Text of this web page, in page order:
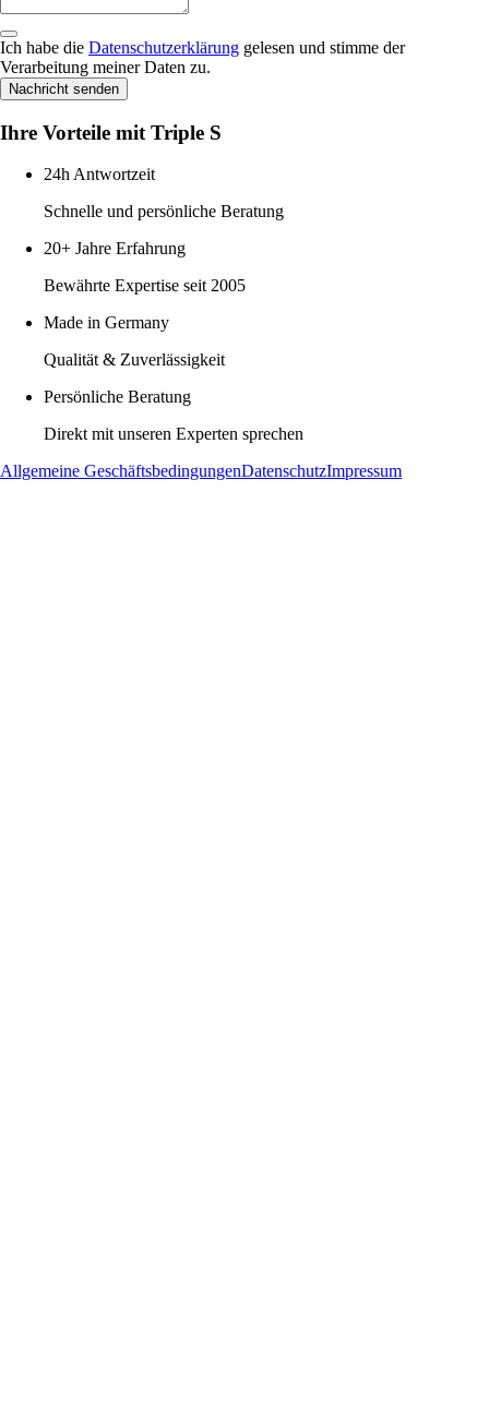
Ich habe die Datenschutzerklärung gelesen und stimme der
Verarbeitung meiner Daten zu.
Nachricht senden
Ihre Vorteile mit Triple S
24h Antwortzeit
Schnelle und persönliche Beratung
20+ Jahre Erfahrung
Bewährte Expertise seit 2005
Made in Germany
Qualität & Zuverlässigkeit
Persönliche Beratung
Direkt mit unseren Experten sprechen
Allgemeine GeschäftsbedingungenDatenschutzImpressum